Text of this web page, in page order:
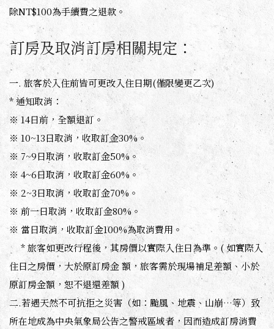
除NT$100為手續費之退款。
訂房及取消訂房相關規定：
一. 旅客於入住前皆可更改入住日期(僅限變更乙次)
* 通知取消：
※ 14日前，全額退訂。
※ 10~13日取消，收取訂金30%。
※ 7~9日取消，收取訂金50%。
※ 4~6日取消，收取訂金60%。
※ 2~3日取消，收取訂金70%。
※ 前一日取消，收取訂金80%。
※ 當日取消，收取訂金100%為取消費用。
* 旅客如更改行程後，其房價以實際入住日為準。( 如實際入
住日之房價，大於原訂房金 額，旅客需於現場補足差額、小於
原訂房金額，恕不退還差額 )
二.若遇天然不可抗拒之災害（如：颱風、地震、山崩…等）致
所在地成為中央氣象局公告之警戒區域者，因而造成訂房消費